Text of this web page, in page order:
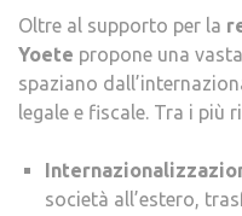
Oltre al supporto per la
Yoete propone una
spaziano
legale e fiscale. Tra i più
società all’estero,